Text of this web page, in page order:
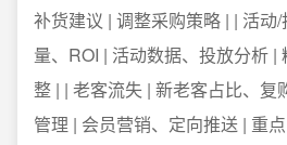
补货建议 | 调整采购策略 | | 活动
量、ROI | 活动数据、投放分析 |
整 | | 老客流失 | 新老客占比、复
管理 | 会员营销、定向推送 | 重